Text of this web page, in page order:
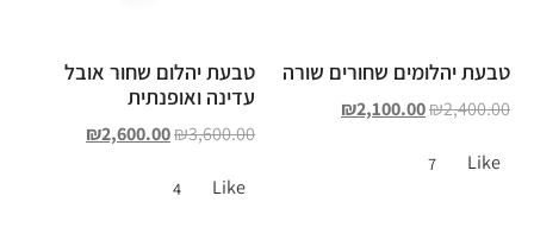
טבעת יהלומים שחורים שורה
₪2,400.00
₪2,100.00
Like
7
טבעת יהלום שחור אובל
עדינה ואופנתית
₪3,600.00
₪2,600.00
Like
4